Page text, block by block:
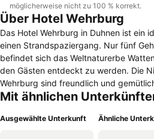
möglicherweise nicht zu 100 % korrekt.
Über Hotel Wehrburg
Das Hotel Wehrburg in Duhnen ist ein
einen Strandspaziergang. Nur fünf
befindet sich das Weltnaturerbe
den Gästen entdeckt zu werden. Die Nichtraucherzimmer vom Hotel
Wehrburg sind freundlich und
einen echten Wohlfühl-Charakter. Sie
Zimmer verfügen über einen Balkon. Im gesamten Hotel kann man
Mit ähnlichen
Ausgewählte Unterkunft Ähnliche